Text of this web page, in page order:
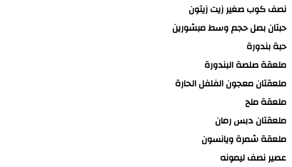
نصف كوب صغير زيت زيتون
حبتان بصل حجم وسط مبشورين
حبة بندورة
ملعقة صلصة البندورة
ملعقتان معجون الفلفل الحارة
ملعقة ملح
ملعقتان دبس رمان
ملعقة شمرة ويانسون
عصير نصف ليمونه